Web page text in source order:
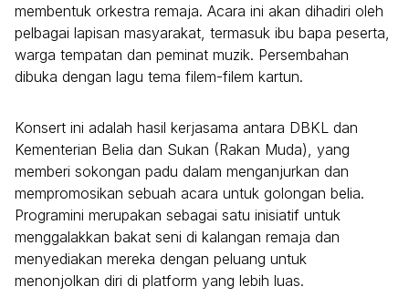
membentuk orkestra remaja. Acara ini akan dihadiri oleh
pelbagai lapisan masyarakat, termasuk ibu bapa peserta,
warga tempatan dan peminat muzik. Persembahan
dibuka dengan lagu tema filem-filem kartun.
Konsert ini adalah hasil kerjasama antara DBKL dan
Kementerian Belia dan Sukan (Rakan Muda), yang
memberi sokongan padu dalam menganjurkan dan
mempromosikan sebuah acara untuk golongan belia.
Programini merupakan sebagai satu inisiatif untuk
menggalakkan bakat seni di kalangan remaja dan
menyediakan mereka dengan peluang untuk
menonjolkan diri di platform yang lebih luas.